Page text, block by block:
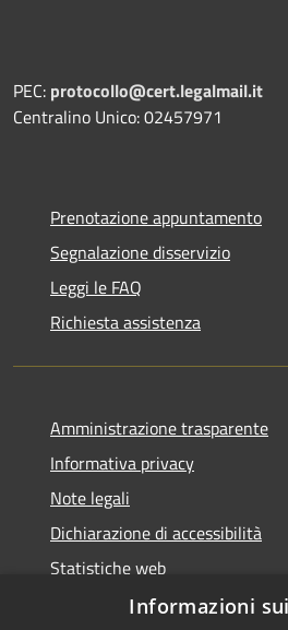
PEC: protocollo@cert.legalmail.it
Centralino Unico: 02457971
Prenotazione appuntamento
Segnalazione disservizio
Leggi le FAQ
Richiesta assistenza
Amministrazione trasparente
Informativa privacy
Note legali
Dichiarazione di accessibilità
Statistiche web
Informazioni